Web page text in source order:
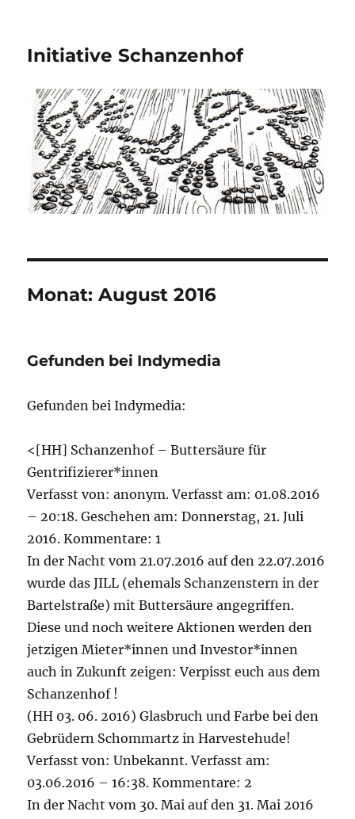
Initiative Schanzenhof
Monat:August 2016
Gefunden bei Indymedia
Gefunden bei Indymedia:
<[HH] Schanzenhof – Buttersäure für
Gentrifizierer*innen
Verfasst von: anonym. Verfasst am: 01.08.2016
– 20:18. Geschehen am: Donnerstag, 21. Juli
2016. Kommentare: 1
In der Nacht vom 21.07.2016 auf den 22.07.2016
wurde das JILL (ehemals Schanzenstern in der
Bartelstraße) mit Buttersäure angegriffen.
Diese und noch weitere Aktionen werden den
jetzigen Mieter*innen und Investor*innen
auch in Zukunft zeigen: Verpisst euch aus dem
Schanzenhof !
(HH 03. 06. 2016) Glasbruch und Farbe bei den
Gebrüdern Schommartz in Harvestehude!
Verfasst von: Unbekannt. Verfasst am:
03.06.2016 – 16:38. Kommentare: 2
In der Nacht vom 30. Mai auf den 31. Mai 2016